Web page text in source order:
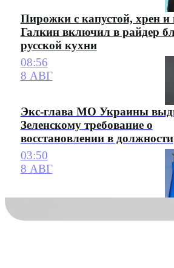
Пирожки с капустой, хрен и
Галкин включил в райдер
русской кухни
08:56
8 АВГ
Экс-глава МО Украины
Зеленскому требование о
восстановлении в должности
03:50
8 АВГ